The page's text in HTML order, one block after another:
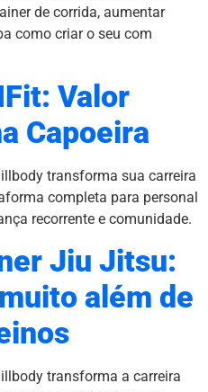
de corrida, aumentar
como criar o seu com
Valor
Capoeira
transforma sua carreira
completa para personal
recorrente e comunidade.
Jiu Jitsu:
além de
transforma a carreira